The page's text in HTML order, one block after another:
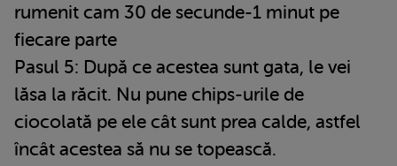
rumenit cam 30 de secunde-1 minut pe
fiecare parte
Pasul 5: După ce acestea sunt gata, le vei
lăsa la răcit. Nu pune chips-urile de
ciocolată pe ele cât sunt prea calde, astfel
încât acestea să nu se topească.